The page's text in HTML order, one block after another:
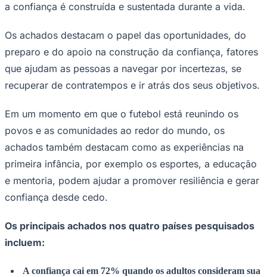
Juventude
a confiança é construída e sustentada durante a vida.
Os achados destacam o papel das oportunidades, do
preparo e do apoio na construção da confiança, fatores
que ajudam as pessoas a navegar por incertezas, se
recuperar de contratempos e ir atrás dos seus objetivos.
Em um momento em que o futebol está reunindo os
povos e as comunidades ao redor do mundo, os
achados também destacam como as experiências na
primeira infância, por exemplo os esportes, a educação
e mentoria, podem ajudar a promover resiliência e gerar
confiança desde cedo.
Os principais achados nos quatro países pesquisados
incluem:
A confiança cai em 72% quando os adultos consideram sua